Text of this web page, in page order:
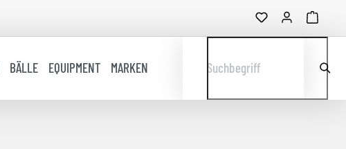
BÄLLE EQUIPMENT MARKEN Suchbegriff